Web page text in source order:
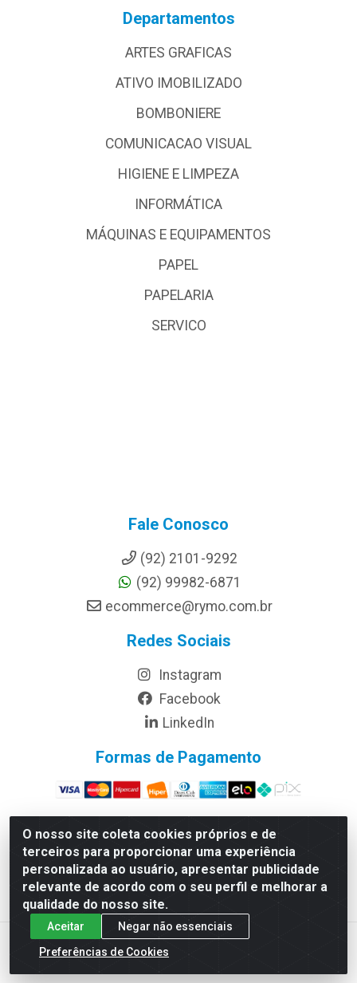
O nosso site coleta cookies próprios e de
terceiros para proporcionar uma experiência
personalizada ao usuário, apresentar publicidade
relevante de acordo com o seu perfil e melhorar a
qualidade do nosso site.
Aceitar
Negar não essenciais
Preferências de Cookies
Departamentos
ARTES GRAFICAS
ATIVO IMOBILIZADO
BOMBONIERE
COMUNICACAO VISUAL
HIGIENE E LIMPEZA
INFORMÁTICA
MÁQUINAS E EQUIPAMENTOS
PAPEL
PAPELARIA
SERVICO
Fale Conosco
(92) 2101-9292
(92) 99982-6871
ecommerce@rymo.com.br
Redes Sociais
Instagram
Facebook
LinkedIn
Formas de Pagamento
Rymo Imagem e Produtos Gráficos da Amazonia LTDA - Av.
Ajuricaba, 379 - Cachoeirinha, Manaus/AM - CEP 69065-110 -
CNPJ 14.220.230.0001-70